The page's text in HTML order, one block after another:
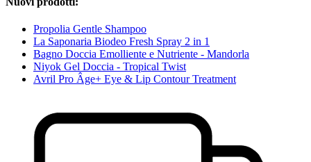
Propolia Gentle Shampoo
La Saponaria Biodeo Fresh Spray 2 in 1
Bagno Doccia Emolliente e Nutriente - Mandorla
Niyok Gel Doccia - Tropical Twist
Avril Pro Âge+ Eye & Lip Contour Treatment